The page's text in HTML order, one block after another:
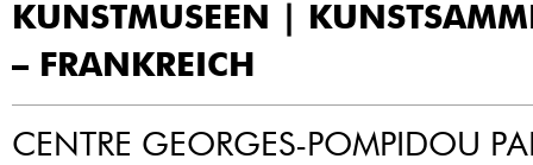
KUNSTMUSEEN |
– FRANKREICH
CENTRE GEORGES-POMPIDOU